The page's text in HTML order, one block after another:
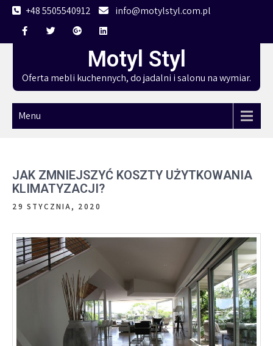
Skip
content
+48 5505540912 info@motylstyl.com.pl
Motyl Styl
Oferta mebli kuchennych, do jadalni i salonu na wymiar.
Menu
JAK ZMNIEJSZYĆ KOSZTY UŻYTKOWANIA
KLIMATYZACJI?
29 STYCZNIA, 2020